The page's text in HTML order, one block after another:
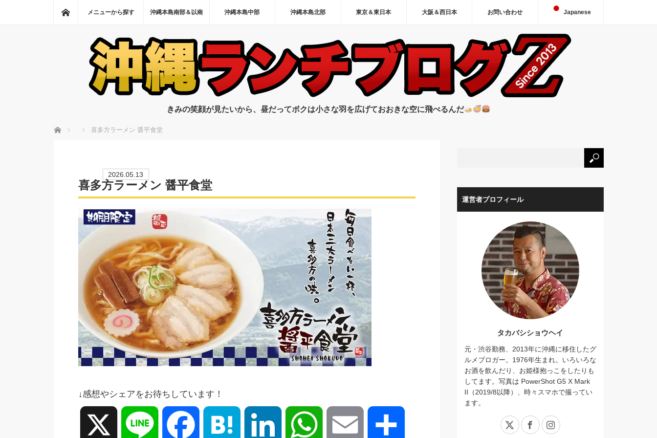
ホーム
メニューから探す 沖縄本島南部＆以南 沖縄本島中部 沖縄本島北部 東京＆東日本 大阪＆西日本 お問い合わせ Japanese
きみの笑顔が見たいから、昼だってボクは小さな羽を広げておおきな空に飛べるんだ
ホーム 喜多方ラーメン 醤平食堂
2026.05.13
喜多方ラーメン 醤平食堂
↓感想やシェアをお待ちしています！
Line Facebook Hatena LinkedIn WhatsApp Email
運営者プロフィール
タカバシショウヘイ
元・渋谷勤務、2013年に沖縄に移住したグ
ルメブロガー。1976年生まれ。いろいろな
お酒を飲んだり、お姫様抱っこをしたりも
してます。写真は PowerShot G5 X Mark
II（2019/8以降）、時々スマホで撮ってい
ます。
X FacebookInstagram